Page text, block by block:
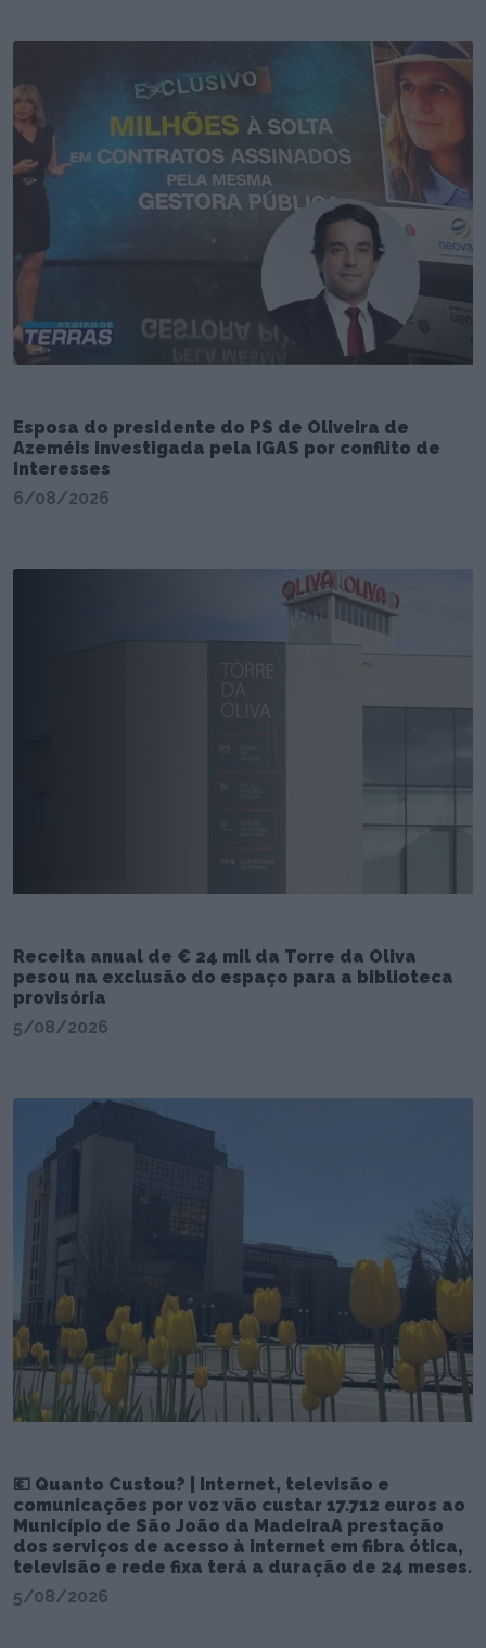
Esposa do presidente do PS de Oliveira de
Azeméis investigada pela IGAS por conflito de
interesses
6/08/2026
Receita anual de € 24 mil da Torre da Oliva
pesou na exclusão do espaço para a biblioteca
provisória
5/08/2026
💶 Quanto Custou? | Internet, televisão e
comunicações por voz vão custar 17.712 euros ao
Município de São João da MadeiraA prestação
dos serviços de acesso à internet em fibra ótica,
televisão e rede fixa terá a duração de 24 meses.
5/08/2026